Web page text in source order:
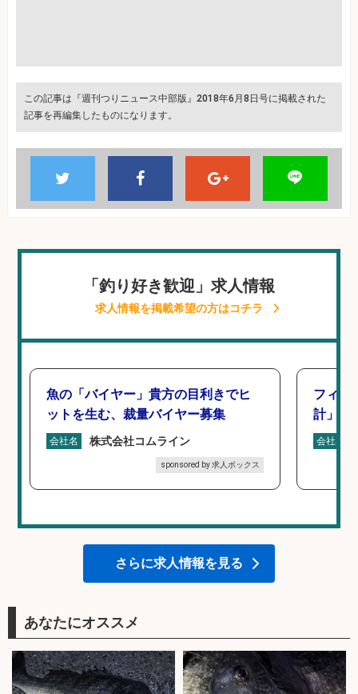
この記事は『週刊つりニュース中部版』2018年6月8日号に掲載された
記事を再編集したものになります。
「釣り好き歓迎」求人情報
求人情報を掲載希望の方はコチラ
魚の「バイヤー」貴方の目利きでヒ
ットを生む、裁量バイヤー募集
会社名 株式会社コムライン
sponsored by 求人ボックス
フィッ
計」
会社名
さらに求人情報を見る
あなたにオススメ